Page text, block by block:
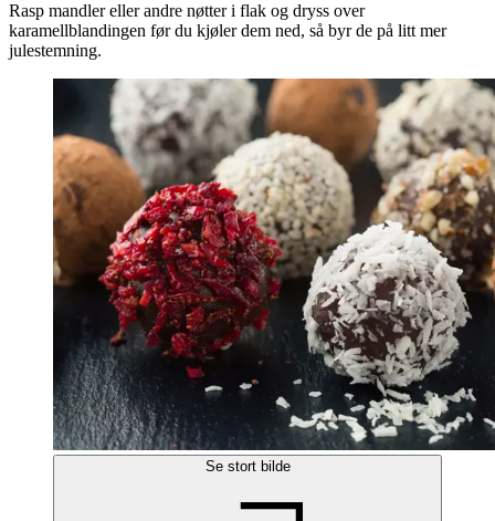
Rasp mandler eller andre nøtter i flak og dryss over
karamellblandingen før du kjøler dem ned, så byr de på litt mer
julestemning.
Se stort bilde